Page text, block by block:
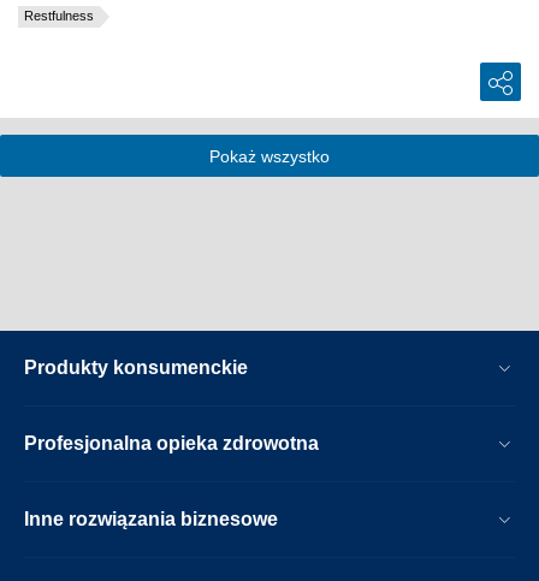
Restfulness
Pokaż wszystko
Produkty konsumenckie
Profesjonalna opieka zdrowotna
Inne rozwiązania biznesowe